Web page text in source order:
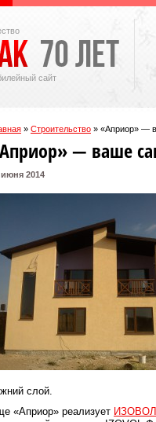
сайт
» Строительство » «Априор» —
— ваше
июня 2014
слой.
«Априор» реализует